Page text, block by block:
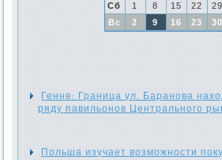
Сб
1 8 15 22
29
Вс
2 9 16 23 30
Генне: Граница ул. Баранова
ряду павильонов Центрального
Польша изучает возможности